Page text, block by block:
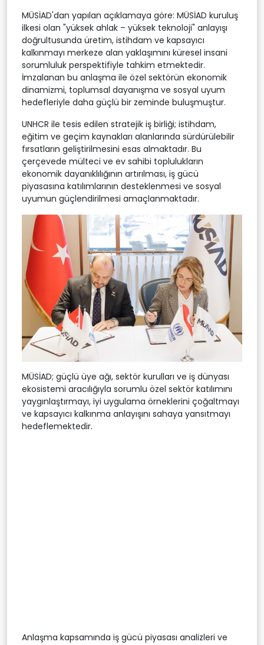
MÜSİAD'dan yapılan açıklamaya göre: MÜSİAD kuruluş
ilkesi olan "yüksek ahlak – yüksek teknoloji" anlayışı
doğrultusunda üretim, istihdam ve kapsayıcı
kalkınmayı merkeze alan yaklaşımını küresel insani
sorumluluk perspektifiyle tahkim etmektedir.
İmzalanan bu anlaşma ile özel sektörün ekonomik
dinamizmi, toplumsal dayanışma ve sosyal uyum
hedefleriyle daha güçlü bir zeminde buluşmuştur.
UNHCR ile tesis edilen stratejik iş birliği; istihdam,
eğitim ve geçim kaynakları alanlarında sürdürülebilir
fırsatların geliştirilmesini esas almaktadır. Bu
çerçevede mülteci ve ev sahibi toplulukların
ekonomik dayanıklılığının artırılması, iş gücü
piyasasına katılımlarının desteklenmesi ve sosyal
uyumun güçlendirilmesi amaçlanmaktadır.
MÜSİAD; güçlü üye ağı, sektör kurulları ve iş dünyası
ekosistemi aracılığıyla sorumlu özel sektör katılımını
yaygınlaştırmayı, iyi uygulama örneklerini çoğaltmayı
ve kapsayıcı kalkınma anlayışını sahaya yansıtmayı
hedeflemektedir.
Anlaşma kapsamında iş gücü piyasası analizleri ve